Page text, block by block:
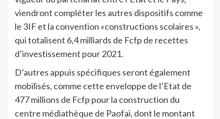
viendront compléter les autres dispositifs comme
le 3IF et la convention «constructions scolaires »,
qui totalisent 6,4 milliards de Fcfp de recettes
d’investissement pour 2021.
D’autres appuis spécifiques seront également
mobilisés, comme cette enveloppe de l’Etat de
477 millions de Fcfp pour la construction du
centre médiathèque de Paofai, dont le montant